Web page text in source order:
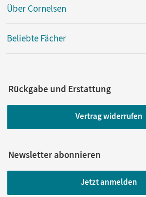
Über Cornelsen
Beliebte Fächer
Rückgabe und Erstattung
Vertrag widerrufen
Newsletter abonnieren
Jetzt anmelden